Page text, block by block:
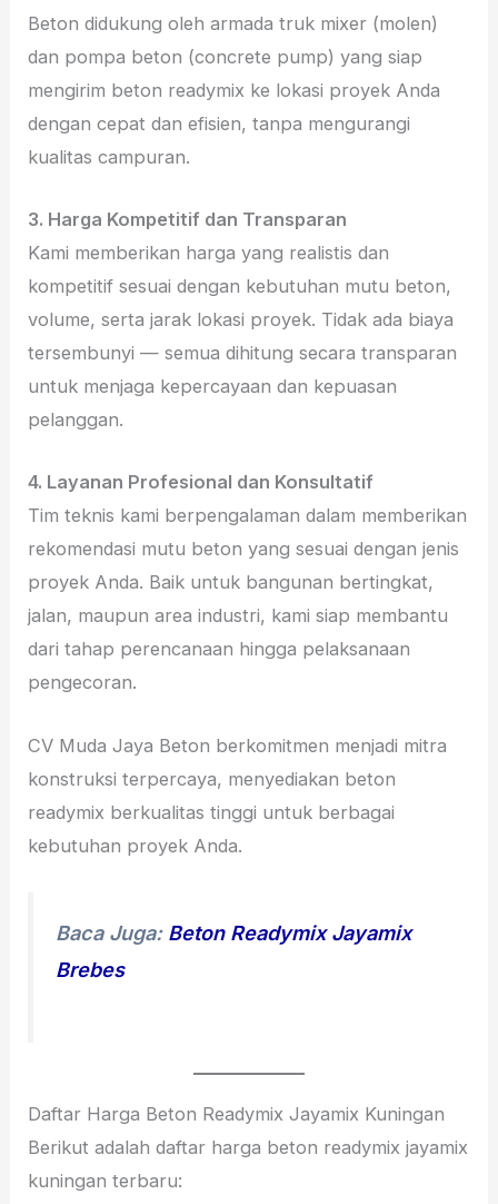
Beton didukung oleh armada truk mixer (molen)
dan pompa beton (concrete pump) yang siap
mengirim beton readymix ke lokasi proyek Anda
dengan cepat dan efisien, tanpa mengurangi
kualitas campuran.
3. Harga Kompetitif dan Transparan
Kami memberikan harga yang realistis dan
kompetitif sesuai dengan kebutuhan mutu beton,
volume, serta jarak lokasi proyek. Tidak ada biaya
tersembunyi — semua dihitung secara transparan
untuk menjaga kepercayaan dan kepuasan
pelanggan.
4. Layanan Profesional dan Konsultatif
Tim teknis kami berpengalaman dalam memberikan
rekomendasi mutu beton yang sesuai dengan jenis
proyek Anda. Baik untuk bangunan bertingkat,
jalan, maupun area industri, kami siap membantu
dari tahap perencanaan hingga pelaksanaan
pengecoran.
CV Muda Jaya Beton berkomitmen menjadi mitra
konstruksi terpercaya, menyediakan beton
readymix berkualitas tinggi untuk berbagai
kebutuhan proyek Anda.
Baca Juga: Beton Readymix Jayamix
Brebes
Daftar Harga Beton Readymix Jayamix Kuningan
Berikut adalah daftar harga beton readymix jayamix
kuningan terbaru: